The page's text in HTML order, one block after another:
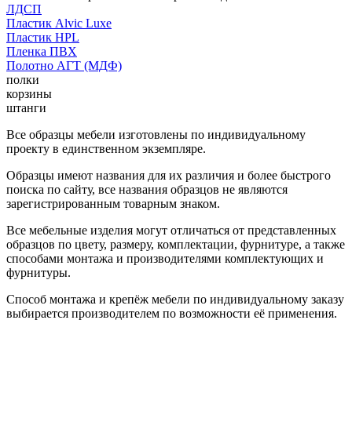
ЛДСП
Пластик Alvic Luxe
Пластик HPL
Пленка ПВХ
Полотно АГТ (МДФ)
полки
корзины
штанги
Все образцы мебели изготовлены по индивидуальному
проекту в единственном экземпляре.
Образцы имеют названия для их различия и более быстрого
поиска по сайту, все названия образцов не являются
зарегистрированным товарным знаком.
Все мебельные изделия могут отличаться от представленных
образцов по цвету, размеру, комплектации, фурнитуре, а также
способами монтажа и производителями комплектующих и
фурнитуры.
Способ монтажа и крепёж мебели по индивидуальному заказу
выбирается производителем по возможности её применения.